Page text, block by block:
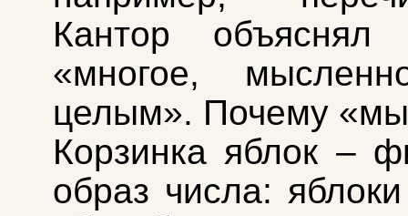
Кантор объяснял
«многое,
целым». Почему
Корзинка яблок –
образ числа: